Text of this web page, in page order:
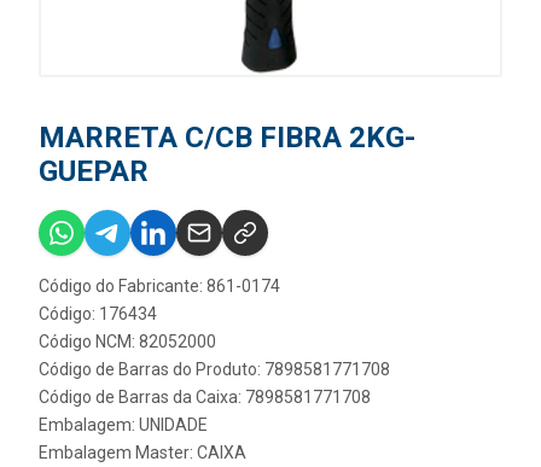
MARRETA C/CB FIBRA 2KG-
GUEPAR
Código do Fabricante: 861-0174
Código: 176434
Código NCM: 82052000
Código de Barras do Produto: 7898581771708
Código de Barras da Caixa: 7898581771708
Embalagem: UNIDADE
Embalagem Master: CAIXA